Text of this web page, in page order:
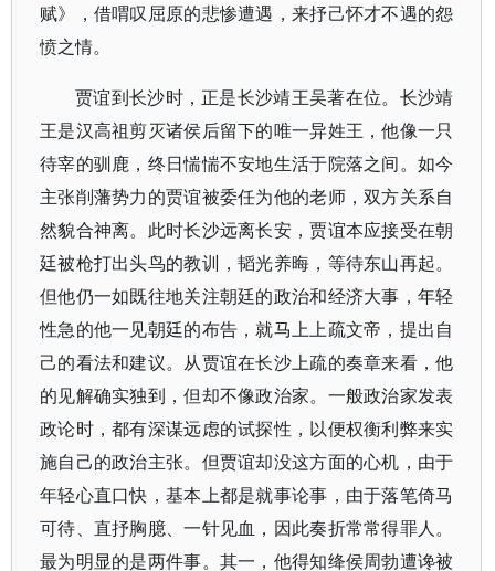
赋》，借喟叹屈原的悲惨遭遇，来抒己怀才不遇的怨
愤之情。
贾谊到长沙时，正是长沙靖王吴著在位。长沙靖
王是汉高祖剪灭诸侯后留下的唯一异姓王，他像一只
待宰的驯鹿，终日惴惴不安地生活于院落之间。如今
主张削藩势力的贾谊被委任为他的老师，双方关系自
然貌合神离。此时长沙远离长安，贾谊本应接受在朝
廷被枪打出头鸟的教训，韬光养晦，等待东山再起。
但他仍一如既往地关注朝廷的政治和经济大事，年轻
性急的他一见朝廷的布告，就马上上疏文帝，提出自
己的看法和建议。从贾谊在长沙上疏的奏章来看，他
的见解确实独到，但却不像政治家。一般政治家发表
政论时，都有深谋远虑的试探性，以便权衡利弊来实
施自己的政治主张。但贾谊却没这方面的心机，由于
年轻心直口快，基本上都是就事论事，由于落笔倚马
可待、直抒胸臆、一针见血，因此奏折常常得罪人。
最为明显的是两件事。其一，他得知绛侯周勃遭谗被